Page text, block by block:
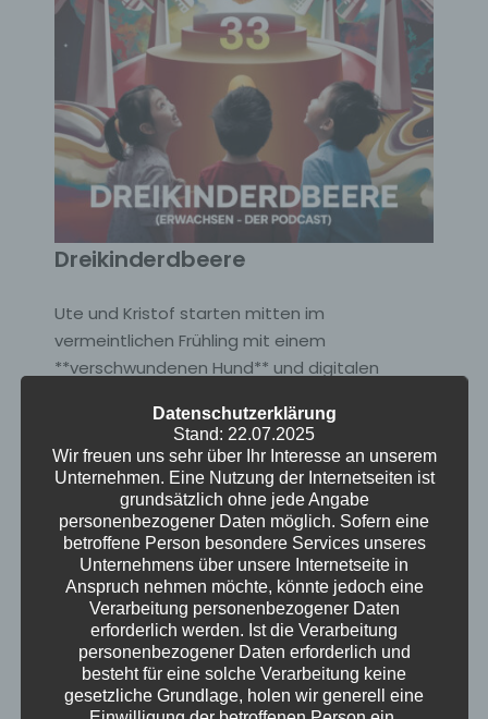
Dreikinderdbeere
Ute und Kristof starten mitten im
vermeintlichen Frühling mit einem
**verschwundenen Hund** und digitalen
Podcasts. Ute präsentiert ihr indisches
Wohnzimmer im 80er-Jahre-Stil, während
Kristof über die Attraktivität von Männern und
eine Supermutti-Blasentang-Pflanze aus der
Ostsee philosophiert. Nach einem kleinen Quiz
über psychische Erkrankungen geht es um
Frühlingsgefühle, die Ute mit einer
Frauentagsfeier und Kristof mit den Tücken
der Fotosynthese verbindet. Während Ute
eine spirituelle Rückkehr des Lichts beschwört,
erklärt Kristof die Verschränkung von Quanten
Datenschutzerklärung
Stand: 22.07.2025
Wir freuen uns sehr über Ihr Interesse an unserem
Unternehmen. Eine Nutzung der Internetseiten ist
grundsätzlich ohne jede Angabe
personenbezogener Daten möglich. Sofern eine
betroffene Person besondere Services unseres
Unternehmens über unsere Internetseite in
Anspruch nehmen möchte, könnte jedoch eine
Verarbeitung personenbezogener Daten
erforderlich werden. Ist die Verarbeitung
personenbezogener Daten erforderlich und
besteht für eine solche Verarbeitung keine
gesetzliche Grundlage, holen wir generell eine